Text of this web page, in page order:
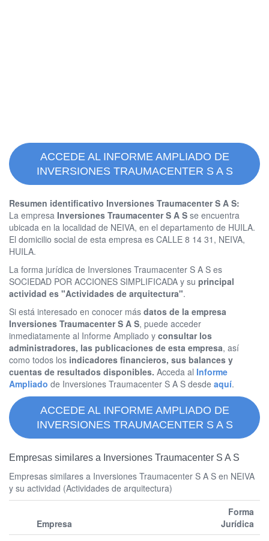
ACCEDE AL INFORME AMPLIADO DE
INVERSIONES TRAUMACENTER S A S
Resumen identificativo Inversiones Traumacenter S A S:
La empresa Inversiones Traumacenter S A S se encuentra
ubicada en la localidad de NEIVA, en el departamento de HUILA.
El domicilio social de esta empresa es CALLE 8 14 31, NEIVA,
HUILA.
La forma jurídica de Inversiones Traumacenter S A S es
SOCIEDAD POR ACCIONES SIMPLIFICADA y su principal
actividad es "Actividades de arquitectura".
Si está interesado en conocer más datos de la empresa
Inversiones Traumacenter S A S, puede acceder
inmediatamente al Informe Ampliado y consultar los
administradores, las publicaciones de esta empresa, así
como todos los indicadores financieros, sus balances y
cuentas de resultados disponibles. Acceda al Informe
Ampliado de Inversiones Traumacenter S A S desde aquí.
ACCEDE AL INFORME AMPLIADO DE
INVERSIONES TRAUMACENTER S A S
Empresas similares a Inversiones Traumacenter S A S
Empresas similares a Inversiones Traumacenter S A S en NEIVA
y su actividad (Actividades de arquitectura)
Empresa
Forma
Jurídica